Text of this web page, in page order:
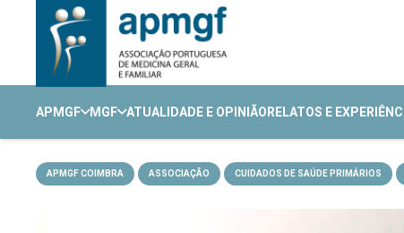
APMGF MGF ATUALIDADE E OPINIÃO RELATOS E
APMGF COIMBRA ASSOCIAÇÃO CUIDADOS DE SAÚDE PRIMÁRIOS